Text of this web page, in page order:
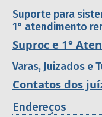
Suporte para
1° atendimento
Suproc e 1°
Varas, Juizados e
Contatos dos
Endereços